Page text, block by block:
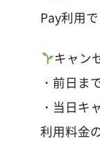
Pay利用
キャン
・前日
・当日
利用料金